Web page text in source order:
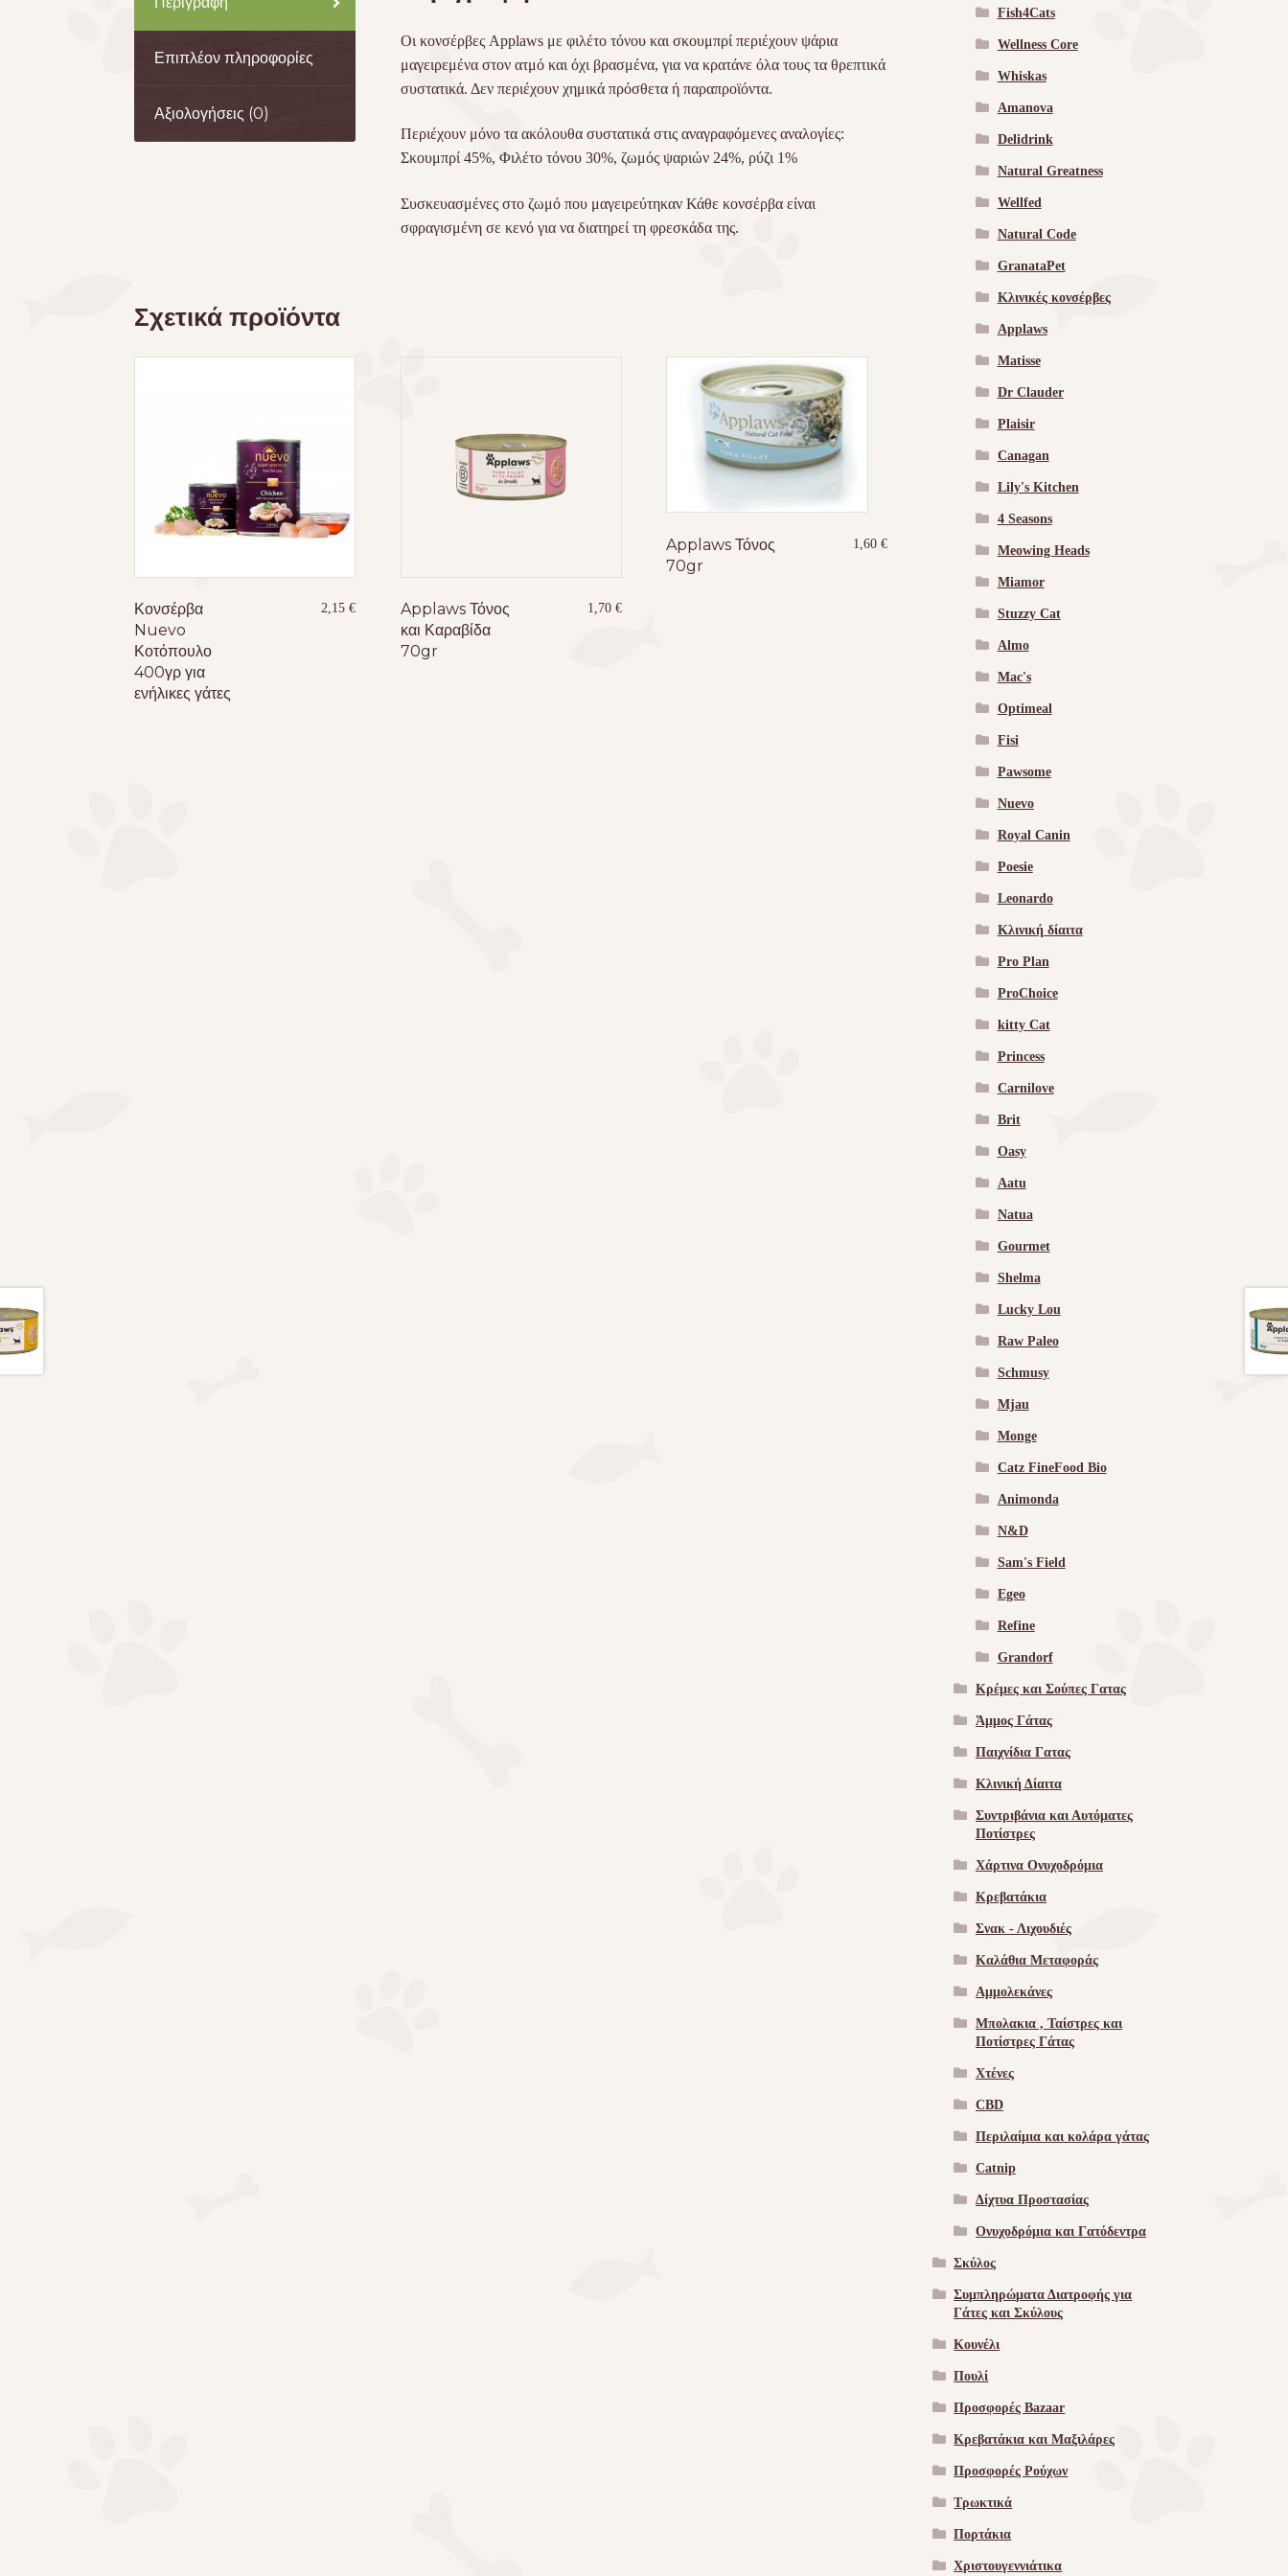
Επιπλέον πληροφορίες
Αξιολογήσεις (0)
Οι κονσέρβες Applaws με φιλέτο τόνου και σκουμπρί περιέχουν ψάρια
μαγειρεμένα στον ατμό και όχι βρασμένα, για να κρατάνε όλα τους τα θρεπτικά
συστατικά. Δεν περιέχουν χημικά πρόσθετα ή παραπροϊόντα.
Περιέχουν μόνο τα ακόλουθα συστατικά στις αναγραφόμενες αναλογίες:
Σκουμπρί 45%, Φιλέτο τόνου 30%, ζωμός ψαριών 24%, ρύζι 1%
Συσκευασμένες στο ζωμό που μαγειρεύτηκαν Κάθε κονσέρβα είναι
σφραγισμένη σε κενό για να διατηρεί τη φρεσκάδα της.
Σχετικά προϊόντα
Κονσέρβα
Nuevo
Κοτόπουλο
400γρ για
ενήλικες γάτες
2,15€
Applaws Τόνος
και Καραβίδα
70gr
1,70 €
Applaws Τόνος
70gr
1,60€
Fish4Cats
Wellness Core
Whiskas
Amanova
Delidrink
Natural Greatness
Wellfed
Natural Code
GranataPet
Κλινικές κονσέρβες
Applaws
Matisse
Dr Clauder
Plaisir
Canagan
Lily's Kitchen
4 Seasons
Meowing Heads
Miamor
Stuzzy Cat
Almo
Mac's
Optimeal
Fisi
Pawsome
Nuevo
Royal Canin
Poesie
Leonardo
Κλινική δίαιτα
Pro Plan
ProChoice
kitty Cat
Princess
Carnilove
Brit
Oasy
Aatu
Natua
Gourmet
Shelma
Lucky Lou
Raw Paleo
Schmusy
Mjau
Monge
Catz FineFood Bio
Animonda
N&D
Sam's Field
Egeo
Refine
Grandorf
Κρέμες και Σούπες Γατας
Άμμος Γάτας
Παιχνίδια Γατας
Κλινική Δίαιτα
Συντριβάνια και Αυτόματες
Ποτίστρες
Χάρτινα Ονυχοδρόμια
Κρεβατάκια
Σνακ - Λιχουδιές
Καλάθια Μεταφοράς
Αμμολεκάνες
Μπολακια , Ταίστρες και
Ποτίστρες Γάτας
Χτένες
CBD
Περιλαίμια και κολάρα γάτας
Catnip
Δίχτυα Προστασίας
Ονυχοδρόμια και Γατόδεντρα
Σκύλος
Συμπληρώματα Διατροφής για
Γάτες και Σκύλους
Κουνέλι
Πουλί
Προσφορές Bazaar
Κρεβατάκια και Μαξιλάρες
Προσφορές Ρούχων
Τρωκτικά
Πορτάκια
Χριστουγεννιάτικα